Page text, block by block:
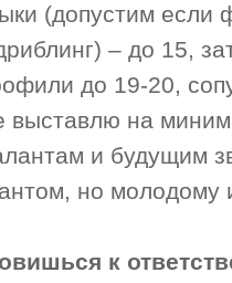
(допустим
– до 15,
до 19-20,
на
и будущим
но
к